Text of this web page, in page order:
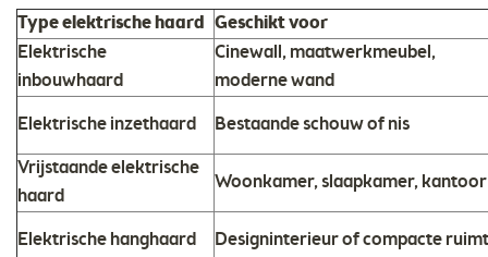
Type elektrische haard Geschikt voor
Elektrische
inbouwhaard
Cinewall, maatwerkmeubel,
moderne wand
Elektrische inzethaard
Bestaande schouw of nis
Vrijstaande elektrische
haard
Woonkamer, slaapkamer, kantoor
Elektrische hanghaard Designinterieur of compacte